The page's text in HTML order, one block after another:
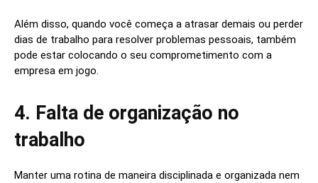
Além disso, quando você começa a atrasar demais ou perder
dias de trabalho para resolver problemas pessoais, também
pode estar colocando o seu comprometimento com a
empresa em jogo.
4. Falta de organização no
trabalho
Manter uma rotina de maneira disciplinada e organizada nem